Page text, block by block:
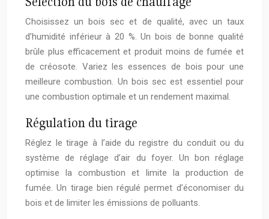
Choisissez un bois sec et de qualité, avec un taux
d’humidité inférieur à 20 %. Un bois de bonne qualité
brûle plus efficacement et produit moins de fumée et
de créosote. Variez les essences de bois pour une
meilleure combustion. Un bois sec est essentiel pour
une combustion optimale et un rendement maximal.
Régulation du tirage
Réglez le tirage à l’aide du registre du conduit ou du
système de réglage d’air du foyer. Un bon réglage
optimise la combustion et limite la production de
fumée. Un tirage bien régulé permet d’économiser du
bois et de limiter les émissions de polluants.